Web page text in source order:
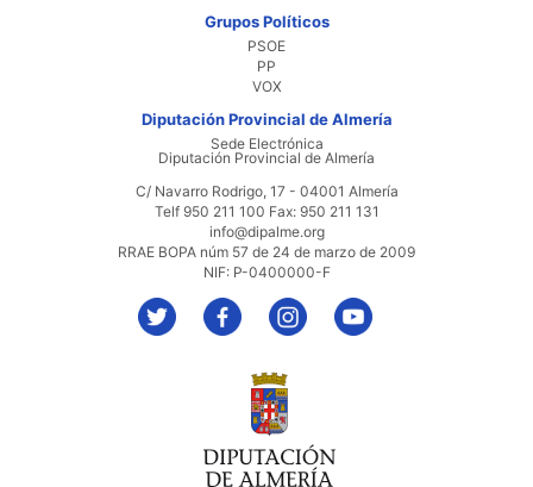
Grupos Políticos
PSOE
PP
VOX
Diputación Provincial de Almería
Sede Electrónica
Diputación Provincial de Almería
C/ Navarro Rodrigo, 17 - 04001 Almería
Telf 950 211 100 Fax: 950 211 131
info@dipalme.org
RRAE BOPA núm 57 de 24 de marzo de 2009
NIF: P-0400000-F